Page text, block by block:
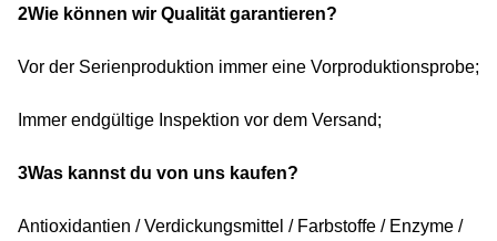
2Wie können wir Qualität garantieren?
Vor der Serienproduktion immer eine Vorproduktionsprobe;
Immer endgültige Inspektion vor dem Versand;
3Was kannst du von uns kaufen?
Antioxidantien / Verdickungsmittel / Farbstoffe / Enzyme /